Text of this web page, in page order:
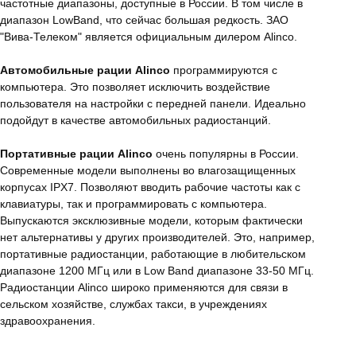
частотные диапазоны, доступные в России. В том числе в
диапазон LowBand, что сейчас большая редкость. ЗАО
"Вива-Телеком" является официальным дилером Alinco.
Автомобильные рации Alinco программируются с
компьютера. Это позволяет исключить воздействие
пользователя на настройки с передней панели. Идеально
подойдут в качестве автомобильных радиостанций.
Портативные рации Alinco очень популярны в России.
Современные модели выполнены во влагозащищенных
корпусах IPX7. Позволяют вводить рабочие частоты как с
клавиатуры, так и программировать с компьютера.
Выпускаются эксклюзивные модели, которым фактически
нет альтернативы у других производителей. Это, например,
портативные радиостанции, работающие в любительском
диапазоне 1200 МГц или в Low Band диапазоне 33-50 МГц.
Радиостанции Alinco широко применяются для связи в
сельском хозяйстве, службах такси, в учреждениях
здравоохранения.